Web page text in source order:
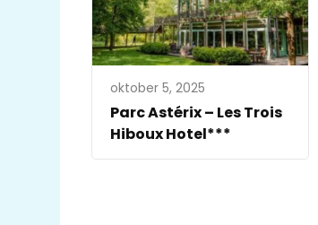
oktober 5, 2025
Parc Astérix – Les Trois
Hiboux Hotel***